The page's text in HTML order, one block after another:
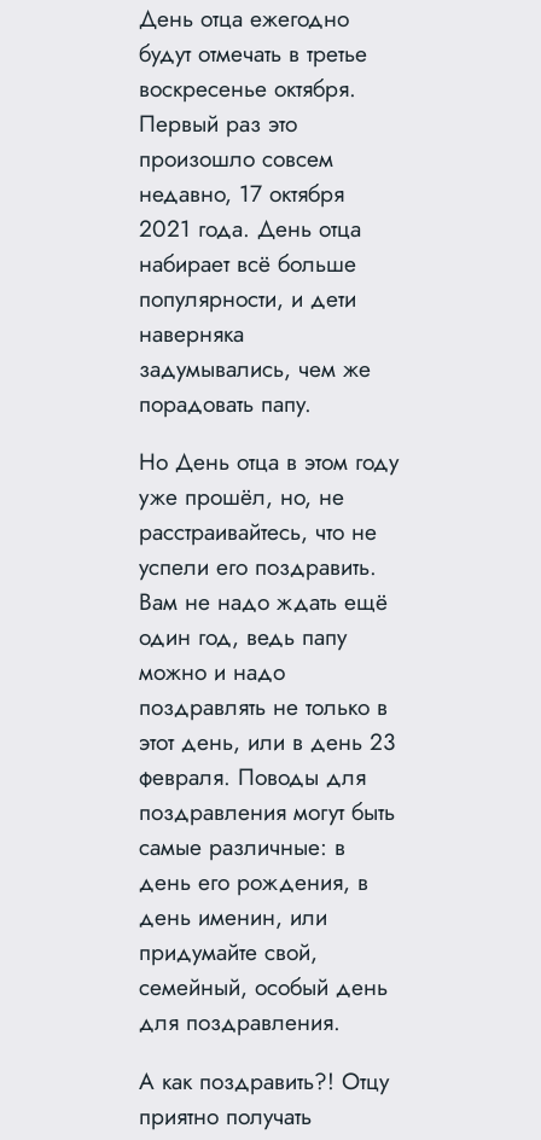
День отца ежегодно
будут отмечать в третье
воскресенье октября.
Первый раз это
произошло совсем
недавно, 17 октября
2021 года. День отца
набирает всё больше
популярности, и дети
наверняка
задумывались, чем же
порадовать папу.
Но День отца в этом году
уже прошёл, но, не
расстраивайтесь, что не
успели его поздравить.
Вам не надо ждать ещё
один год, ведь папу
можно и надо
поздравлять не только в
этот день, или в день 23
февраля. Поводы для
поздравления могут быть
самые различные: в
день его рождения, в
день именин, или
придумайте свой,
семейный, особый день
для поздравления.
А как поздравить?! Отцу
приятно получать